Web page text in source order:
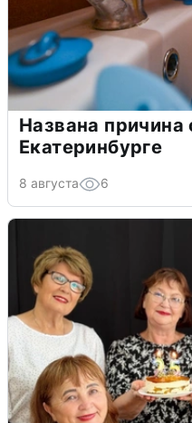
Названа
Екатеринбурге
8 августа 6